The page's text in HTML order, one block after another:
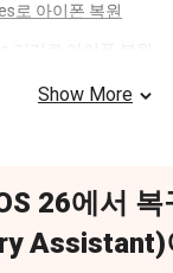
로 아이폰 복원
기기로 아이폰 복원
DFU 모드 진입
Show More
26에서 복
Assistant)